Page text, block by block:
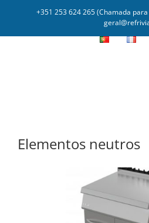
+351 253 624 265 (Chamada
Elementos neutros